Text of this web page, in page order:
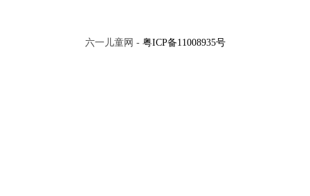
六一儿童网 - 粤ICP备11008935号